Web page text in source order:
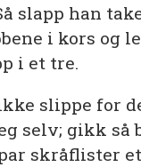
slapp han
i kors og
i et tre.
slippe for
selv; gikk så
skråflister